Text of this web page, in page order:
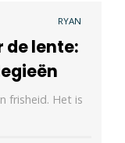
RYAN
de lente:
frisheid. Het is